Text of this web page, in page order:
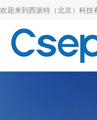
欢迎来到 西派特（北京）科技